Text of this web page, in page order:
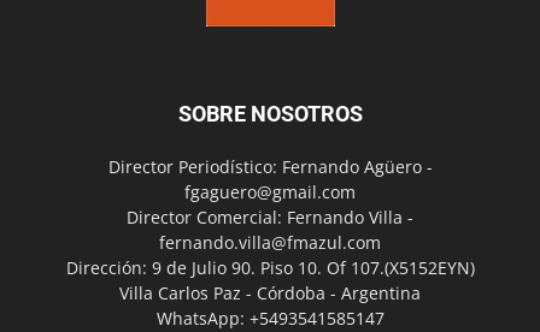
SOBRE NOSOTROS
Director Periodístico: Fernando Agüero -
fgaguero@gmail.com
Director Comercial: Fernando Villa -
fernando.villa@fmazul.com
Dirección: 9 de Julio 90. Piso 10. Of 107.(X5152EYN)
Villa Carlos Paz - Córdoba - Argentina
WhatsApp: +5493541585147